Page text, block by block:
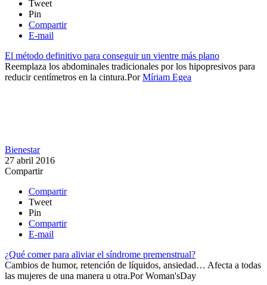
Tweet
Pin
Compartir
E-mail
El método definitivo para conseguir un vientre más plano
​Reemplaza los abdominales tradicionales por los hipopresivos para
reducir centímetros en la cintura.​​PorMíriam Egea
Bienestar
27 abril 2016
Compartir
Compartir
Tweet
Pin
Compartir
E-mail
¿Qué comer para aliviar el síndrome premenstrual?
​Cambios de humor, retención de líquidos, ansiedad… Afecta a todas
las mujeres de una manera u otra.​PorWoman'sDay